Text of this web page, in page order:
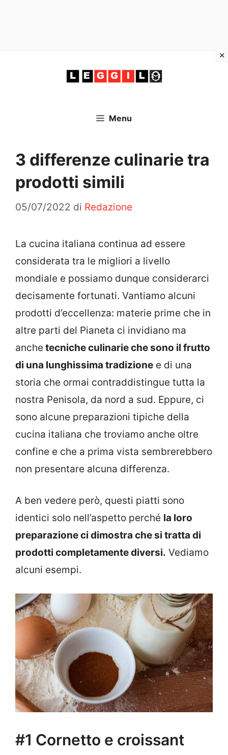
Menu
3 differenze culinarie tra
prodotti simili
05/07/2022 di Redazione
La cucina italiana continua ad essere
considerata tra le migliori a livello
mondiale e possiamo dunque considerarci
decisamente fortunati. Vantiamo alcuni
prodotti d’eccellenza: materie prime che in
altre parti del Pianeta ci invidiano ma
anche tecniche culinarie che sono il frutto
di una lunghissima tradizione e di una
storia che ormai contraddistingue tutta la
nostra Penisola, da nord a sud. Eppure, ci
sono alcune preparazioni tipiche della
cucina italiana che troviamo anche oltre
confine e che a prima vista sembrerebbero
non presentare alcuna differenza.
A ben vedere però, questi piatti sono
identici solo nell’aspetto perché la loro
preparazione ci dimostra che si tratta di
prodotti completamente diversi. Vediamo
alcuni esempi.
#1 Cornetto e croissant